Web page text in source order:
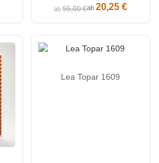
ab55,00 €ab 20,25 €
Lea Topar 1609